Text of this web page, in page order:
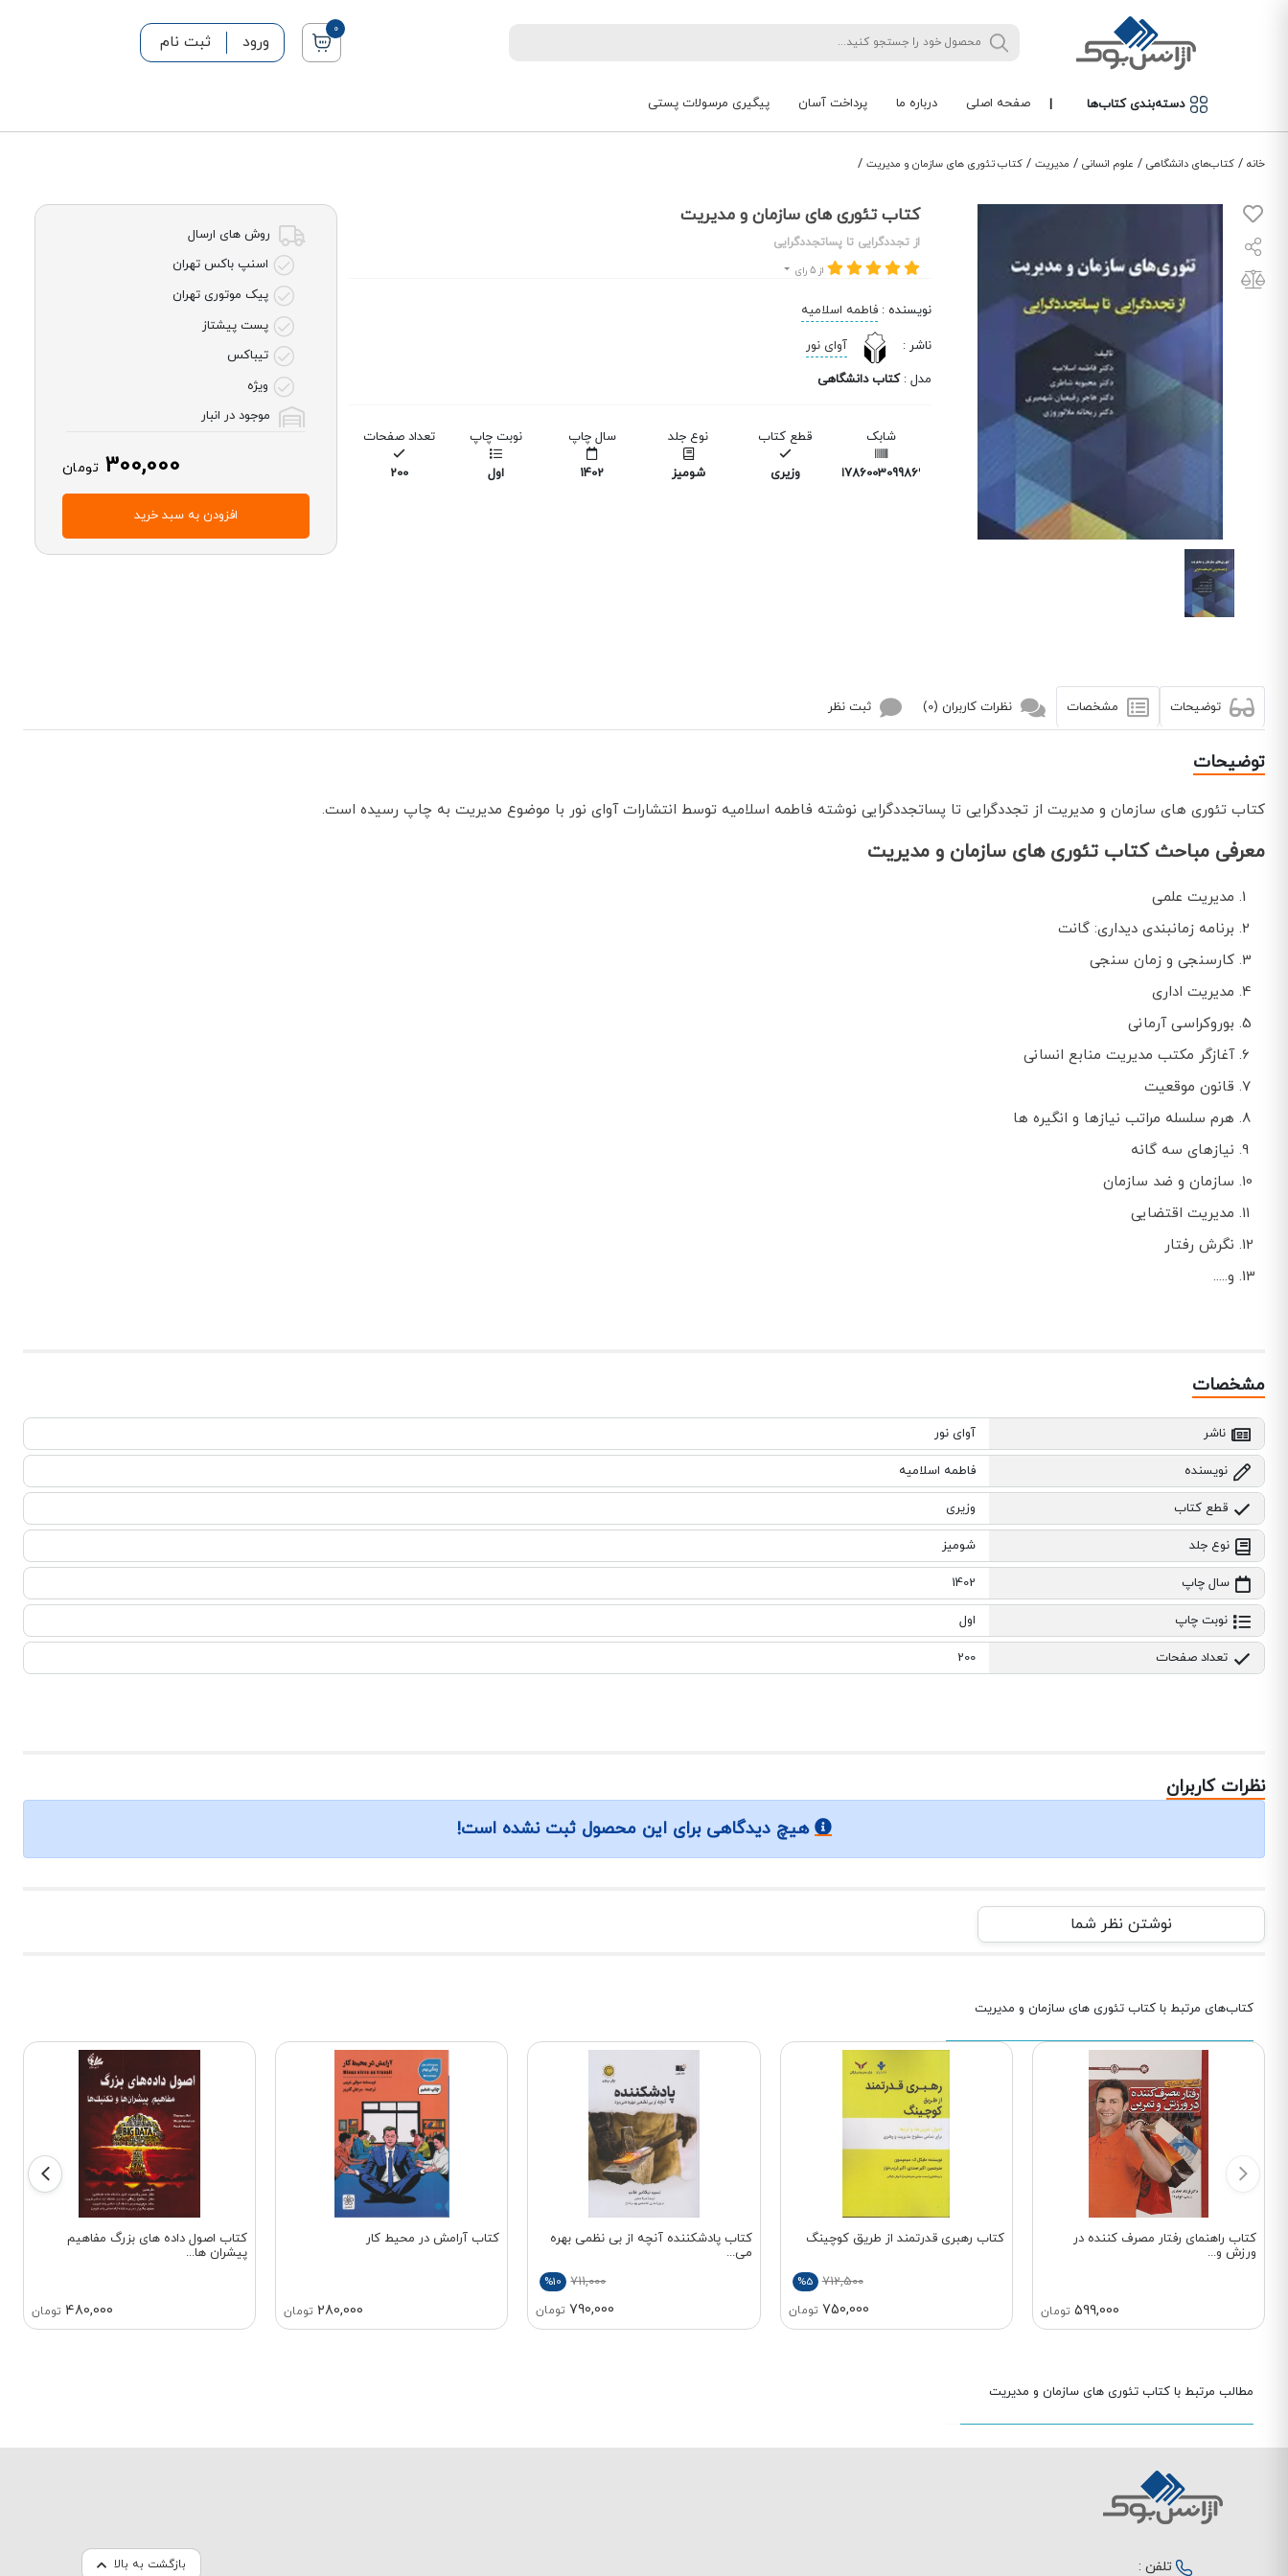
0
ورود ثبت نام
دسته‌بندی کتاب‌ها | صفحه اصلی درباره ما پرداخت آسان پیگیری مرسولات پستی
خانه / کتاب‌های دانشگاهی / علوم انسانی / مدیریت / کتاب تئوری های سازمان و مدیریت /
کتاب تئوری های سازمان و مدیریت
از تجددگرایی تا پساتجددگرایی
از 5 رای
نویسنده : فاطمه اسلامیه
ناشر :
آوای نور
مدل :کتاب دانشگاهی
شابک
9786003099869
قطع کتاب
وزیری
نوع جلد
شومیز
سال چاپ
1402
نوبت چاپ
اول
تعداد صفحات
200
روش های ارسال
اسنپ باکس تهران
پیک موتوری تهران
پست پیشتاز
تیباکس
ویژه
موجود در انبار
300,000 تومان
افزودن به سبد خرید
توضیحات مشخصات نظرات کاربران (0) ثبت نظر
توضیحات
کتاب تئوری های سازمان و مدیریت از تجددگرایی تا پساتجددگرایی نوشته فاطمه اسلامیه توسط انتشارات آوای نور با موضوع مدیریت به چاپ رسیده است.
معرفی مباحث کتاب تئوری های سازمان و مدیریت
مدیریت علمی
برنامه زمانبندی دیداری: گانت
کارسنجی و زمان سنجی
مدیریت اداری
بوروکراسی آرمانی
آغازگر مکتب مدیریت منابع انسانی
قانون موقعیت
هرم سلسله مراتب نیازها و انگیره ها
نیازهای سه گانه
سازمان و ضد سازمان
مدیریت اقتضایی
نگرش رفتار
و.....
مشخصات
ناشر آوای نور
نویسنده فاطمه اسلامیه
قطع کتاب وزیری
نوع جلد شومیز
سال چاپ 1402
نوبت چاپ اول
تعداد صفحات 200
نظرات کاربران
هیچ دیدگاهی برای این محصول ثبت نشده است!
نوشتن نظر شما
کتاب‌های مرتبط با کتاب تئوری های سازمان و مدیریت
کتاب راهنمای رفتار مصرف کننده در
ورزش و...
599,000 تومان
کتاب رهبری قدرتمند از طریق کوچینگ
712,500
%5
750,000 تومان
کتاب پادشکننده آنچه از بی نظمی بهره
می...
711,000
%10
790,000 تومان
کتاب آرامش در محیط کار
280,000 تومان
کتاب اصول داده‌ های بزرگ مفاهیم
پیشران‌ ها...
480,000 تومان
مطالب مرتبط با کتاب تئوری های سازمان و مدیریت
بازگشت به بالا تلفن :